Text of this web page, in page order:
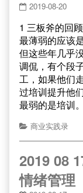
2019-08-20
1 三板斧的回
最薄弱的应该
但这些年几乎
调侃，有个段
工，如果他们
过培训提升他
最弱的是培训
商业实践录
2019 08
情绪管理